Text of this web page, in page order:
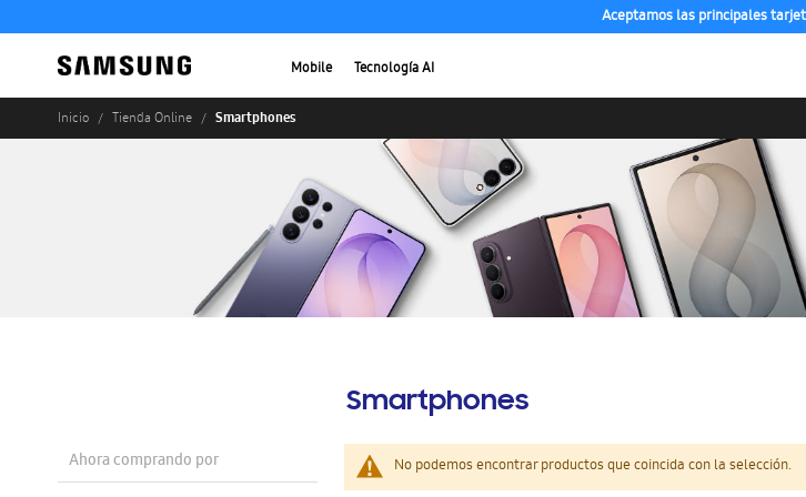
Aceptamos las principales
Mobile Tecnología AI
Inicio Tienda Online Smartphones
Smartphones
No podemos encontrar productos que coincida con la selección.
Ahora comprando por